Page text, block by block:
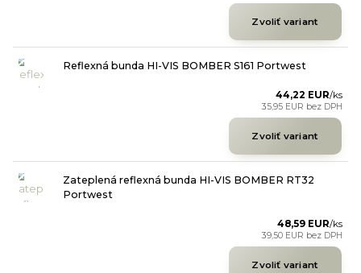
Zvoliť variant
Reflexná bunda HI-VIS BOMBER S161 Portwest
44,22 EUR/ks
35,95 EUR bez DPH
Zvoliť variant
Zateplená reflexná bunda HI-VIS BOMBER RT32
Portwest
48,59 EUR/ks
39,50 EUR bez DPH
Zvoliť variant